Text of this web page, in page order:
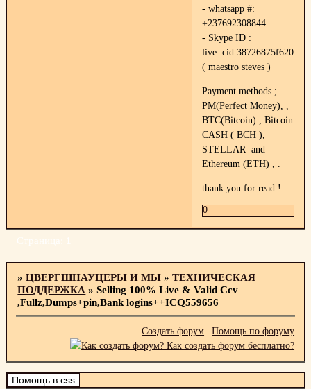
- whatsapp #:
+237692308844
- Skype ID :
live:.cid.38726875f620f89e
( maestro steves )
Payment methods ;
PM(Perfect Money), ,
BTC(Bitcoin) , Bitcoin
CASH ( BCH ),
STELLAR and
Ethereum (ETH) , .
thank you for read !
0
Страница: 1
»ЦВЕРГШНАУЦЕРЫ И МЫ »ТЕХНИЧЕСКАЯ
ПОДДЕРЖКА »Selling 100% Live & Valid Ccv
,Fullz,Dumps+pin,Bank logins++ICQ559656
Создать форум |Помощь по форуму